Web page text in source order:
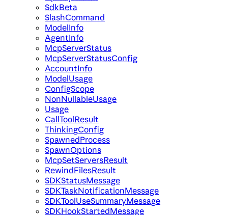
SdkBeta
SlashCommand
ModelInfo
AgentInfo
McpServerStatus
McpServerStatusConfig
AccountInfo
ModelUsage
ConfigScope
NonNullableUsage
Usage
CallToolResult
ThinkingConfig
SpawnedProcess
SpawnOptions
McpSetServersResult
RewindFilesResult
SDKStatusMessage
SDKTaskNotificationMessage
SDKToolUseSummaryMessage
SDKHookStartedMessage